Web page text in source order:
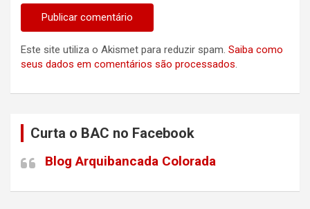
Este site utiliza o Akismet para reduzir spam. Saiba como
seus dados em comentários são processados.
Curta o BAC no Facebook
Blog Arquibancada Colorada